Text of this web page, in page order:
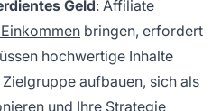
Geld: Affiliate
bringen, erfordert
hochwertige Inhalte
aufbauen, sich als
und Ihre Strategie